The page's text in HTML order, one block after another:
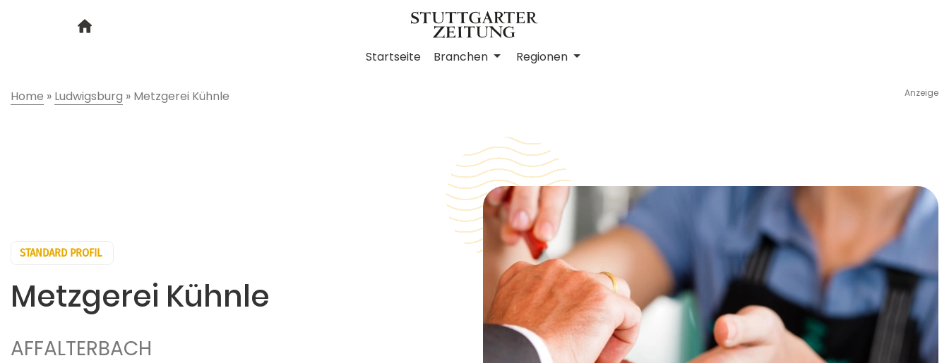
Startseite Branchen Regionen
Home » Ludwigsburg » Metzgerei Kühnle Anzeige
STANDARD PROFIL
Metzgerei Kühnle
AFFALTERBACH